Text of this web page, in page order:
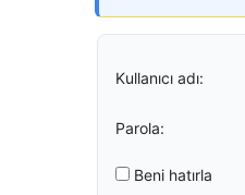
Kullanıcı adı:
Parola:
Beni hatırla